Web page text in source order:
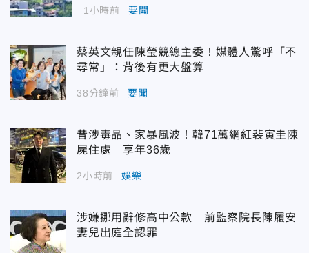
1小時前 要聞
蔡英文親任陳瑩競總主委！媒體人驚呼「不
尋常」：背後有更大盤算
38分鐘前 要聞
昔涉毒品、家暴風波！韓71萬網紅裴寅圭陳
屍住處 享年36歲
2小時前 娛樂
涉嫌挪用辭修高中公款 前監察院長陳履安
妻兒出庭全認罪